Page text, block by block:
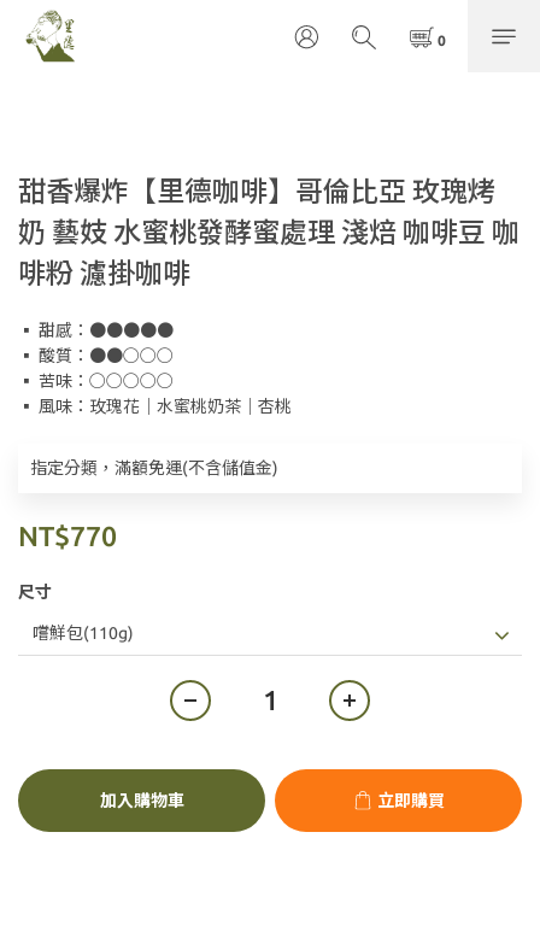
甜香爆炸【里德咖啡】哥倫比亞 玫瑰烤
奶 藝妓 水蜜桃發酵蜜處理 淺焙 咖啡豆 咖
啡粉 濾掛咖啡
▪ 甜感：●●●●●
▪ 酸質：●●○○○
▪ 苦味：○○○○○
▪ 風味：玫瑰花｜水蜜桃奶茶｜杏桃
指定分類，滿額免運(不含儲值金)
NT$770
尺寸
加入購物車 立即購買